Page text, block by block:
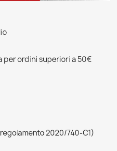
ordini superiori a 50€
2020/740-C1)